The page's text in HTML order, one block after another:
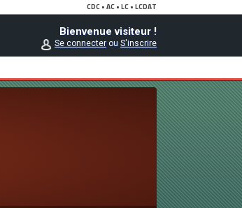
Bienvenue visiteur !
Se connecterou S'inscrire